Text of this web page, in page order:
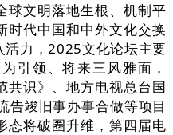
文明落地生根、机制平
时代中国和中外文化交换
活力，2025文化论坛主要
引领、将来三风雅面，
共识》、地方电视总台国
告竣旧事办事合做等项目
态将破圈升维，第四届电